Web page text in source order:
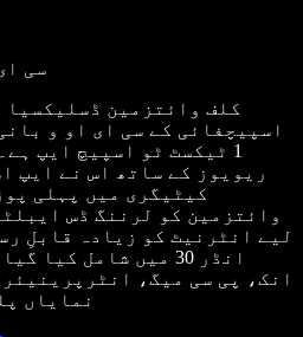
سی
کلف وائتزمین ڈسلیکسیا
اسپیچفائی کے سی ای او و
ریویوز کے ساتھ اس نے ایپ
وائتزمین کو لرننگ ڈس
انڈر 30 میں شامل
انک، پی سی میگ،
نمایاں